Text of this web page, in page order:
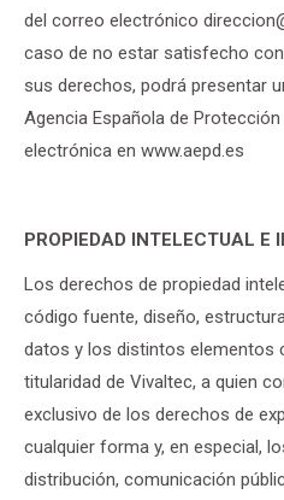
del correo electrónico
caso de no estar satisfecho
sus derechos, podrá presentar
Agencia Española de
electrónica en www.aepd.es
PROPIEDAD INTELECTUAL E
Los derechos de propiedad
código fuente, diseño,
datos y los distintos elementos
titularidad de Vivaltec, a quien
exclusivo de los derechos de
cualquier forma y, en especial,
distribución, comunicación